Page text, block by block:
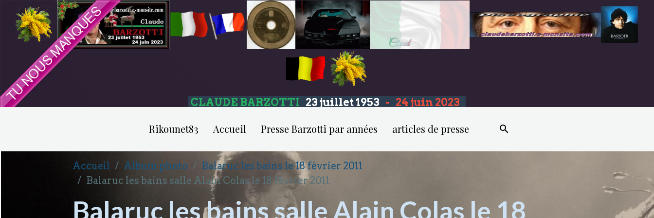
CLAUDE BARZOTTI 23 juillet 1953 - 24 juin 2023
Rikounet83 Accueil Presse Barzotti par années articles de presse
Accueil Album photo
Balaruc les bains le 18 février 2011
Balaruc les bains salle Alain Colas le 18 février 2011
Balaruc les bains salle Alain Colas le 18